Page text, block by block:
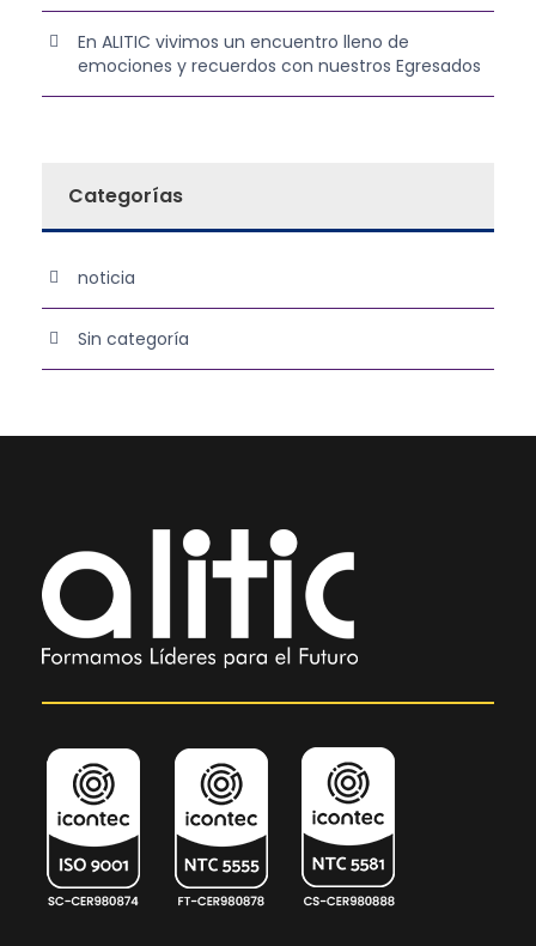
En ALITIC vivimos un encuentro lleno de
emociones y recuerdos con nuestros Egresados
Categorías
noticia
Sin categoría